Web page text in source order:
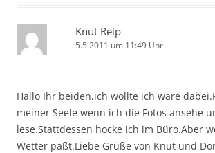
Knut Reip
5.5.2011 um 11:49 Uhr
Hallo Ihr beiden,ich wollte ich wäre
meiner Seele wenn ich die Fotos ansehe
lese.Stattdessen hocke ich im Büro.Aber
Wetter paßt.Liebe Grüße von Knut und